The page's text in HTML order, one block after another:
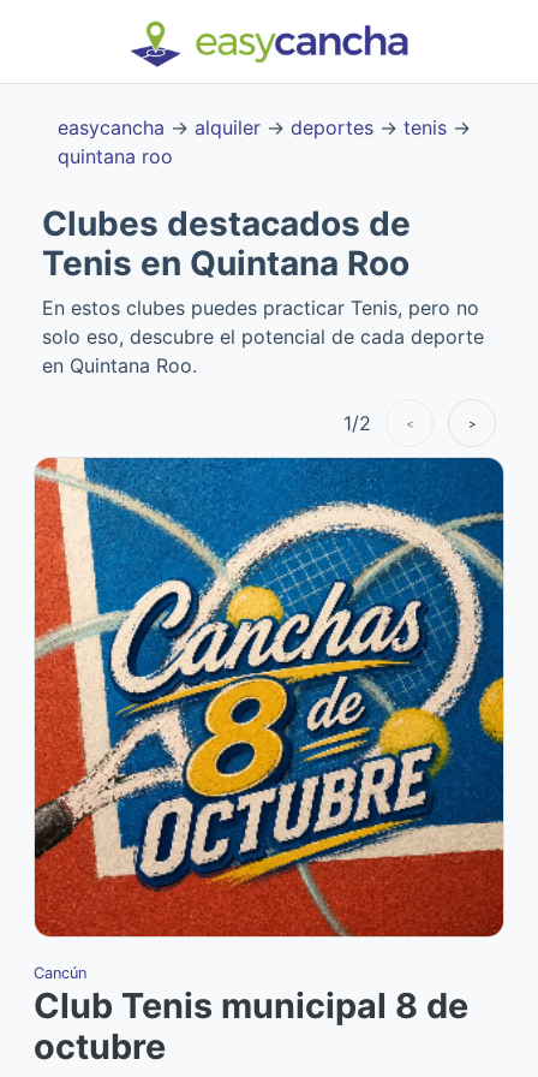
easycancha → alquiler → deportes → tenis →
quintana roo
Cancún
Club Tenis municipal 8 de
octubre
Clubes destacados de
Tenis en Quintana Roo
En estos clubes puedes practicar Tenis, pero no
solo eso, descubre el potencial de cada deporte
en Quintana Roo.
1/2 < >